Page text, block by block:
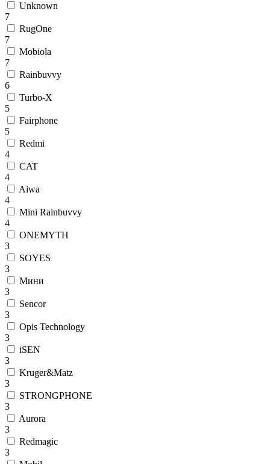
Unknown
7
RugOne
7
Mobiola
7
Rainbuvvy
6
Turbo-X
5
Fairphone
5
Redmi
4
CAT
4
Aiwa
4
Mini Rainbuvvy
4
ONEMYTH
3
SOYES
3
Mини
3
Sencor
3
Opis Technology
3
iSEN
3
Kruger&Matz
3
STRONGPHONE
3
Aurora
3
Redmagic
3